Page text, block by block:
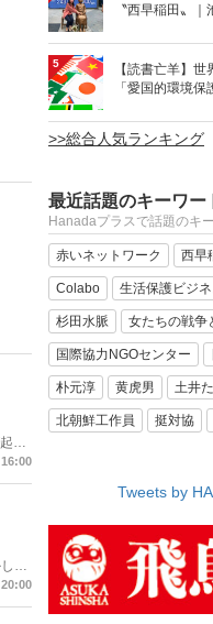
き
に
た
〝西早稲田〟｜
5
【読書亡羊】世
「愛国的環境保
>>総合人気ランキング
最近話題のキーワー
Hanadaプラスで話題のキ
赤いネットワーク 西早
Colabo 生活保護ビジネ
杉田水脈 女たちの戦争
国際協力NGOセンター
朴元淳 黄虎男 土井
北朝鮮工作員 挺対協
Tweets by